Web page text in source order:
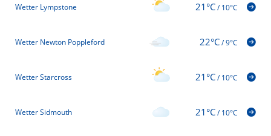
Wetter Lympstone 21°C/10°C
Wetter Newton Poppleford 22°C/9°C
Wetter Starcross 21°C/10°C
Wetter Sidmouth 21°C/10°C